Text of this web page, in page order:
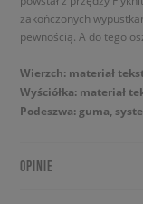
zakończonych
pewnością. A do tego
Wierzch: materiał
Wyściółka: materiał
Podeszwa: guma,
OPINIE